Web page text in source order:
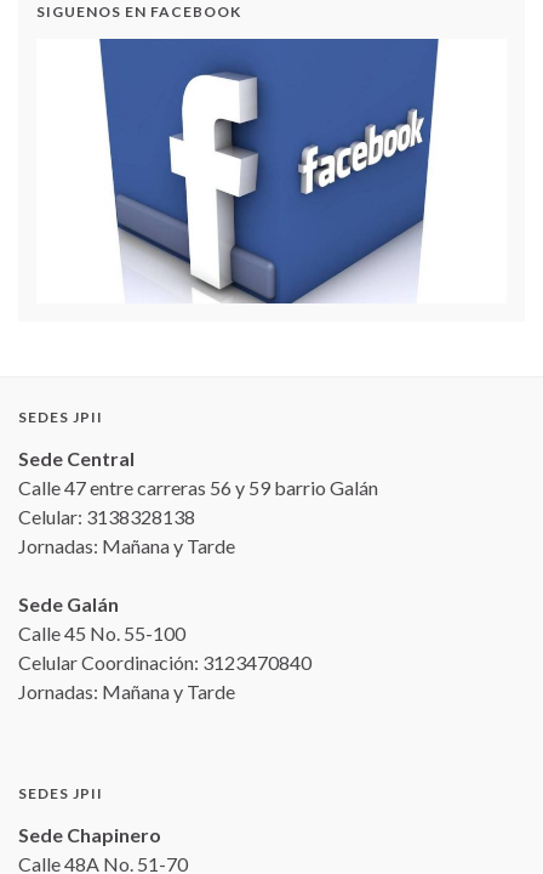
SIGUENOS EN FACEBOOK
SEDES JPII
Sede Central
Calle 47 entre carreras 56 y 59 barrio Galán
Celular: 3138328138
Jornadas: Mañana y Tarde
Sede Galán
Calle 45 No. 55-100
Celular Coordinación: 3123470840
Jornadas: Mañana y Tarde
SEDES JPII
Sede Chapinero
Calle 48A No. 51-70